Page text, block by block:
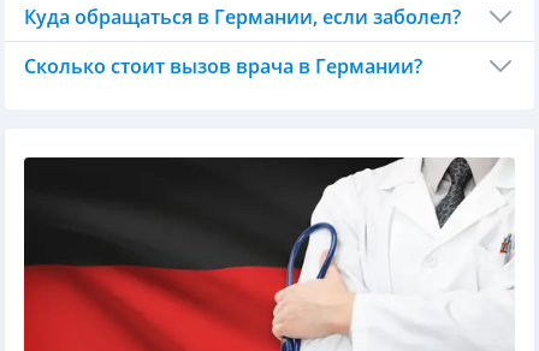
Куда обращаться в Германии, если заболел?
Сколько стоит вызов врача в Германии?